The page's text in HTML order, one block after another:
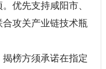
优先支持咸阳市、
攻关产业链技术瓶
揭榜方须承诺在指定